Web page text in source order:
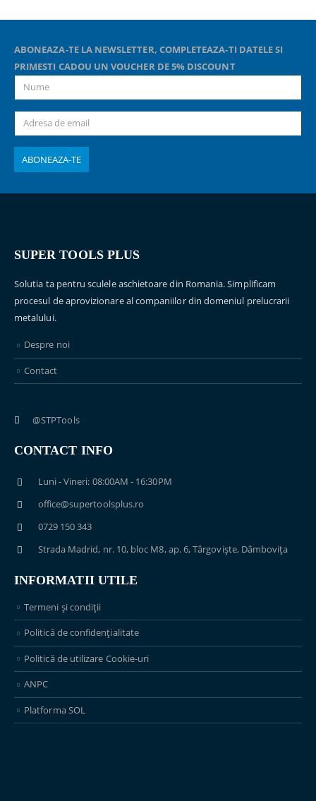
ABONEAZA-TE LA NEWSLETTER, COMPLETEAZA-TI DATELE SI
PRIMESTI CADOU UN VOUCHER DE 5% DISCOUNT
SUPER TOOLS PLUS
Solutia ta pentru sculele aschietoare din Romania. Simplificam
procesul de aprovizionare al companiilor din domeniul prelucrarii
metalului.
Despre noi
Contact
@STPTools
CONTACT INFO
Luni - Vineri: 08:00AM - 16:30PM
office@supertoolsplus.ro
0729 150 343
Strada Madrid, nr. 10, bloc M8, ap. 6, Târgoviște, Dâmbovița
INFORMATII UTILE
Termeni și condiții
Politică de confidențialitate
Politică de utilizare Cookie-uri
ANPC
Platforma SOL